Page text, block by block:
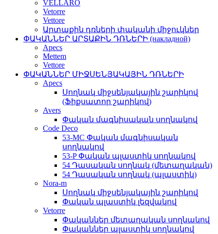
VELLARO
Vetorre
Vettore
Արտաքին դռների փականի միջուկներ
ՓԱԿԱՆՆԵՐ ԱՐՏԱՔԻՆ ԴՌՆԵՐԻ (накладной)
Apecs
Mettem
Vettore
ՓԱԿԱՆՆԵՐ ՄԻՋՍԵՆՅԱԿԱՅԻՆ ԴՌՆԵՐԻ
Apecs
Սողնակ միջսենյակային շարիկով
(Ֆիքսատոր շարիկով)
Avers
Փական մագնիսական սողնակով
Code Deco
53-MC Փական մագնիսական
սողնակով
53-P Փական պլաստիկ սողնակով
54 Դասական սողնակ (մետաղական)
54 Դասական սողնակ (պլաստիկ)
Nora-m
Սողնակ միջսենյակային շարիկով
Փական պլաստիկ լեզվակով
Vetorre
Փականներ մետաղական սողնակով
Փականներ պլաստիկ սողնակով